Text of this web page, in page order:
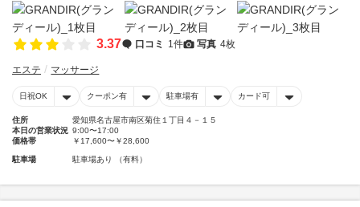
3.37 口コミ 1件 写真 4枚
エステ マッサージ
日祝OK クーポン有 駐車場有 カード可
住所
愛知県名古屋市南区菊住１丁目４－１５
本日の営業状況 9:00〜17:00
価格帯
￥17,600〜￥28,600
駐車場 駐車場あり （有料）